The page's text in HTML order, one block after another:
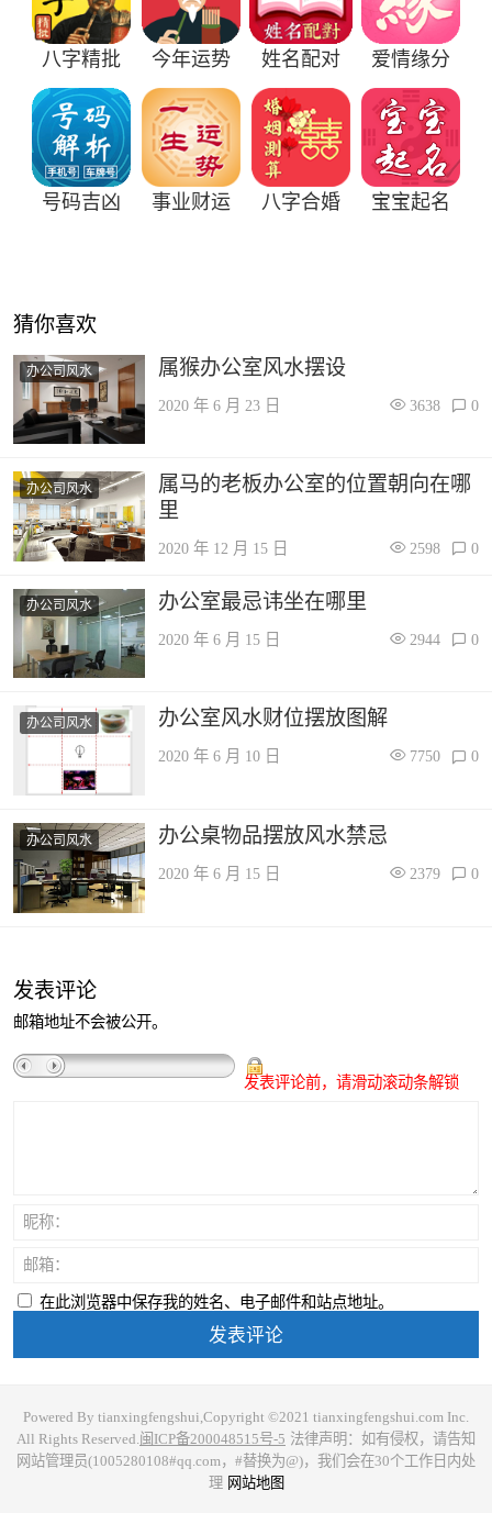
八字精批 今年运势 姓名配对 爱情缘分
号码吉凶 事业财运 八字合婚 宝宝起名
猜你喜欢
办公司风水 属猴办公室风水摆设
2020 年 6 月 23 日 3638 0
办公司风水
属马的老板办公室的位置朝向在哪
里
2020 年 12 月 15 日 2598 0
办公司风水 办公室最忌讳坐在哪里
2020 年 6 月 15 日 2944 0
办公司风水 办公室风水财位摆放图解
2020 年 6 月 10 日 7750 0
办公司风水 办公桌物品摆放风水禁忌
2020 年 6 月 15 日 2379 0
发表评论
邮箱地址不会被公开。
发表评论前，请滑动滚动条解锁
昵称：
邮箱：
在此浏览器中保存我的姓名、电子邮件和站点地址。
Powered By tianxingfengshui,Copyright ©2021 tianxingfengshui.com Inc.
All Rights Reserved. 闽ICP备200048515号-5 法律声明：如有侵权，请告知
网站管理员(1005280108#qq.com，#替换为@)，我们会在30个工作日内处
理 网站地图